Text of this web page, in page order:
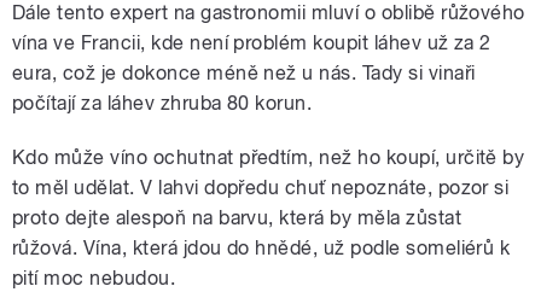
Dále tento expert na gastronomii mluví o oblibě růžového
vína ve Francii, kde není problém koupit láhev už za 2
eura, což je dokonce méně než u nás. Tady si vinaři
počítají za láhev zhruba 80 korun.
Kdo může víno ochutnat předtím, než ho koupí, určitě by
to měl udělat. V lahvi dopředu chuť nepoznáte, pozor si
proto dejte alespoň na barvu, která by měla zůstat
růžová. Vína, která jdou do hnědé, už podle someliérů k
pití moc nebudou.